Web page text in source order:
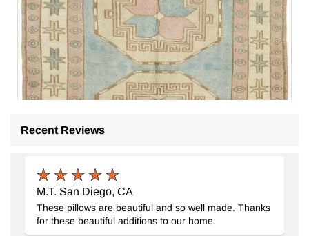
Recent Reviews
M.T. San Diego, CA
These pillows are beautiful and so well made. Thanks
for these beautiful additions to our home.